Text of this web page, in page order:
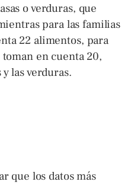
o verduras, que
para las familias
22 alimentos, para
en cuenta 20,
las verduras.
que los datos más